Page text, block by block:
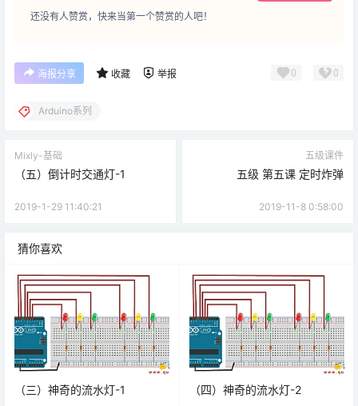
还没有人赞赏，快来当第一个赞赏的人吧！
海报分享 收藏 举报 0 0
Arduino系列
Mixly-基础
（五）倒计时交通灯-1
2019-1-29 11:40:21
五级课件
五级 第五课 定时炸弹
2019-11-8 0:58:00
猜你喜欢
（三）神奇的流水灯-1 （四）神奇的流水灯-2